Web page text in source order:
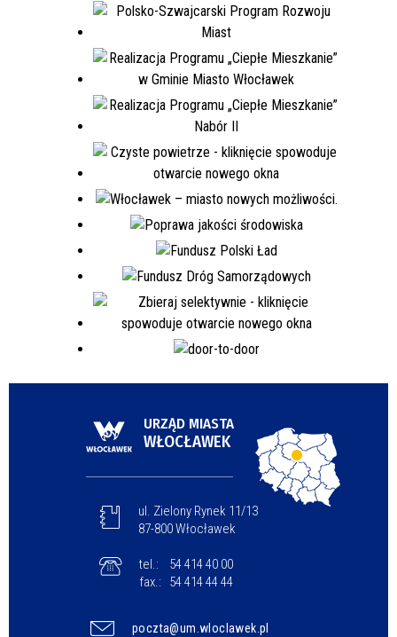
URZĄD MIASTA
WŁOCŁAWEK
ul. Zielony Rynek 11/13
87-800 Włocławek
tel.:
54 414 40 00
fax.:
54 414 44 44
poczta@um.wloclawek.pl